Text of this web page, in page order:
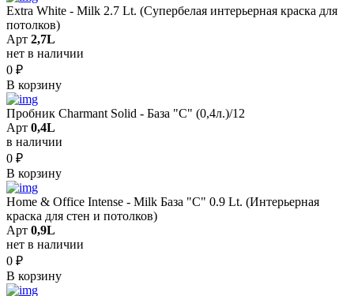
Extra White - Milk 2.7 Lt. (Супербелая интерьерная краска для
потолков)
Арт 2,7L
нет в наличии
0 ₽
В корзину
Пробник Charmant Solid - База "C" (0,4л.)/12
Арт 0,4L
в наличии
0 ₽
В корзину
Home & Office Intense - Milk База "C" 0.9 Lt. (Интерьерная
краска для стен и потолков)
Арт 0,9L
нет в наличии
0 ₽
В корзину